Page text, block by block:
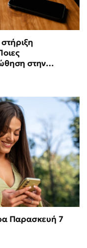
στην
Παρασκευή 7